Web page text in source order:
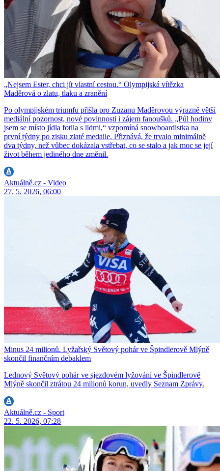
„Nejsem Ester, chci jít vlastní cestou.“ Olympijská vítězka
Maděrová o zlatu, tlaku a zranění
Po olympijském triumfu přišla pro Zuzanu Maděrovou výrazně větší
mediální pozornost, nové povinnosti i zájem fanoušků. „Půl hodiny
jsem se místo jídla fotila s lidmi,“ vzpomíná snowboardistka na
první týdny po zisku zlaté medaile. Přiznává, že trvalo minimálně
dva týdny, než vůbec dokázala vstřebat, co se stalo a jak moc se její
život během jediného dne změnil.
Aktuálně.cz - Video
27. 5. 2026, 06:00
Minus 24 milionů. Lyžařský Světový pohár ve Špindlerově Mlýně
skončil finančním debaklem
Lednový Světový pohár ve sjezdovém lyžování ve Špindlerově
Mlýně skončil ztrátou 24 milionů korun, uvedly Seznam Zprávy.
Aktuálně.cz - Sport
22. 5. 2026, 07:28